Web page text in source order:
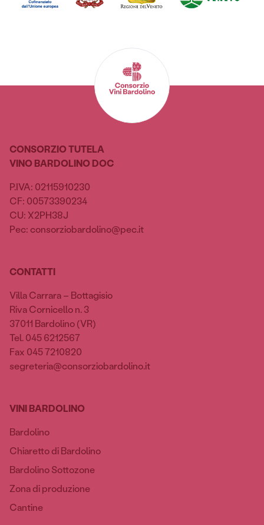
CONSORZIO TUTELA
VINO BARDOLINO DOC
P.IVA: 02115910230
CF: 00573390234
CU: X2PH38J
Pec: consorziobardolino@pec.it
CONTATTI
Villa Carrara – Bottagisio
Riva Cornicello n. 3
37011 Bardolino (VR)
Tel. 045 6212567
Fax 045 7210820
segreteria@consorziobardolino.it
VINI BARDOLINO
Bardolino
Chiaretto di Bardolino
Bardolino Sottozone
Zona di produzione
Cantine